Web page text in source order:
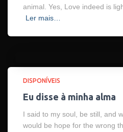
animal. Yes, Love indeed is
Ler mais…
DISPONÍVEIS
Eu disse à minha alma
I said to my soul, be still, and
would be hope for the wrong